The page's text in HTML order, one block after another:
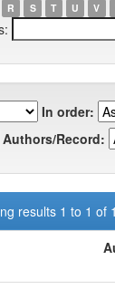
R S T U V
In order:
Authors/Record:
results 1 to 1 of 1